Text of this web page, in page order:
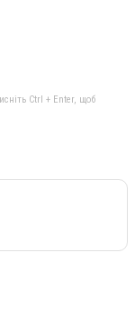
Ctrl + Enter, щоб